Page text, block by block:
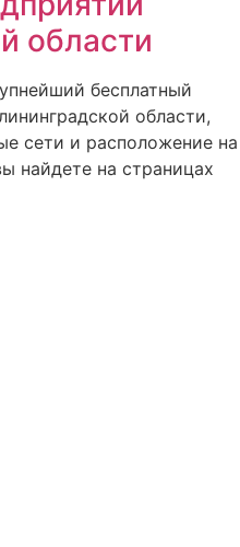
области
бесплатный
области,
сети и расположение на
найдете на страницах